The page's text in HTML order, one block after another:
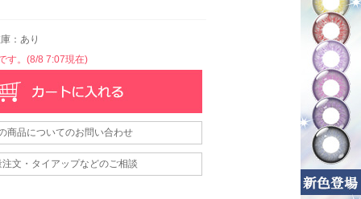
：あり
す。(8/8 7:07現在)
商品についてのお問い合わせ
注文・タイアップなどのご相談